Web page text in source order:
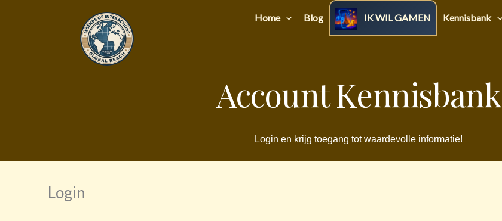
Home Blog IK WIL GAMEN Kennisbank
Account Kennisbank
Login en krijg toegang tot waardevolle informatie!
Login